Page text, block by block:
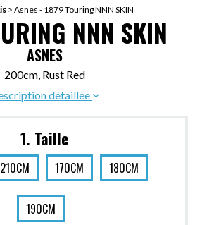
> Asnes - 1879 Touring NNN SKIN
NNN SKIN
ASNES
200cm, Rust Red
détaillée
1. Taille
210CM 170CM 180CM
190CM